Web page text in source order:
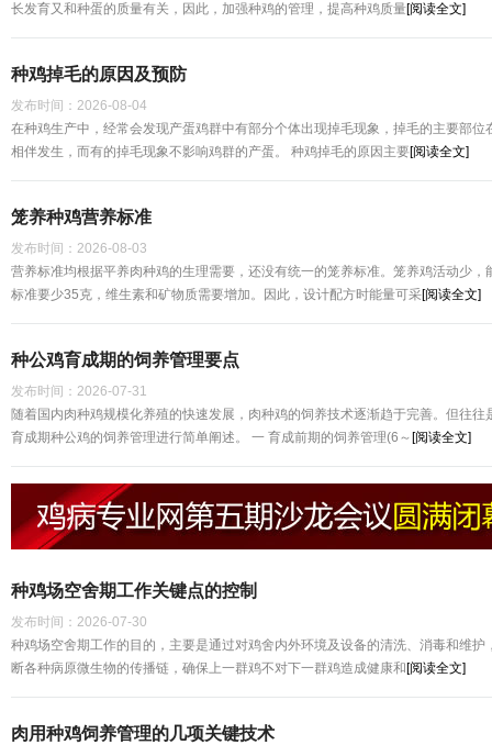
长发育又和种蛋的质量有关，因此，加强种鸡的管理，提高种鸡质量[阅读全文]
种鸡掉毛的原因及预防
发布时间： 2026-08-04
在种鸡生产中，经常会发现产蛋鸡群中有部分个体出现掉毛现象，掉毛的主要部
相伴发生，而有的掉毛现象不影响鸡群的产蛋。 种鸡掉毛的原因主要[阅读全文]
笼养种鸡营养标准
发布时间： 2026-08-03
营养标准均根据平养肉种鸡的生理需要，还没有统一的笼养标准。笼养鸡活动少
标准要少35克，维生素和矿物质需要增加。因此，设计配方时能量可采[阅读全文]
种公鸡育成期的饲养管理要点
发布时间： 2026-07-31
随着国内肉种鸡规模化养殖的快速发展，肉种鸡的饲养技术逐渐趋于完善。但往
育成期种公鸡的饲养管理进行简单阐述。 一 育成前期的饲养管理(6～ [阅读全文]
种鸡场空舍期工作关键点的控制
发布时间： 2026-07-30
种鸡场空舍期工作的目的，主要是通过对鸡舍内外环境及设备的清洗、消毒和维
断各种病原微生物的传播链，确保上一群鸡不对下一群鸡造成健康和[阅读全文]
肉用种鸡饲养管理的几项关键技术